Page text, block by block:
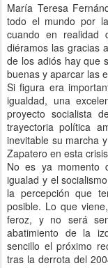
María Teresa
todo el mundo por
cuando en realidad
diéramos las gracias
de los adiós hay que
buenas y aparcar las
Si figura era
igualdad, una
proyecto socialista
trayectoria política
inevitable su marcha
Zapatero en esta
No es ya momento
igualad y el
la percepción que
posible. Lo que
feroz, y no será
abatimiento de la
sencillo el próximo
tras la derrota del